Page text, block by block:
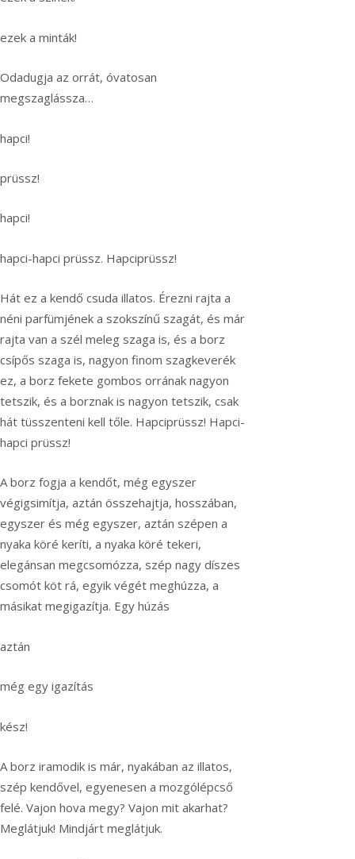
ezek a minták!
Odadugja az orrát, óvatosan
megszaglássza…
hapci!
prüssz!
hapci!
hapci-hapci prüssz. Hapciprüssz!
Hát ez a kendő csuda illatos. Érezni rajta a
néni parfümjének a szokszínű szagát, és már
rajta van a szél meleg szaga is, és a borz
csípős szaga is, nagyon finom szagkeverék
ez, a borz fekete gombos orrának nagyon
tetszik, és a borznak is nagyon tetszik, csak
hát tüsszenteni kell tőle. Hapciprüssz! Hapci-
hapci prüssz!
A borz fogja a kendőt, még egyszer
végigsimítja, aztán összehajtja, hosszában,
egyszer és még egyszer, aztán szépen a
nyaka köré keríti, a nyaka köré tekeri,
elegánsan megcsomózza, szép nagy díszes
csomót köt rá, egyik végét meghúzza, a
másikat megigazítja. Egy húzás
aztán
még egy igazítás
kész!
A borz iramodik is már, nyakában az illatos,
szép kendővel, egyenesen a mozgólépcső
felé. Vajon hova megy? Vajon mit akarhat?
Meglátjuk! Mindjárt meglátjuk.